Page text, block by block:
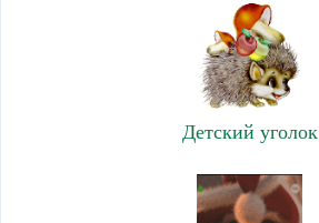
Детский уголок